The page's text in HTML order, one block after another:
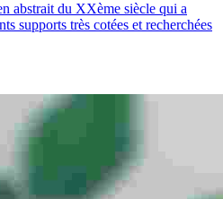
abstrait du XXème siècle qui a
supports très cotées et recherchées